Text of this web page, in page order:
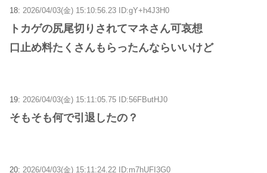
18: 2026/04/03(金) 15:10:56.23 ID:gY+h4J3H0
トカゲの尻尾切りされてマネさん可哀想
口止め料たくさんもらったんならいいけど
19: 2026/04/03(金) 15:11:05.75 ID:56FButHJ0
そもそも何で引退したの？
20: 2026/04/03(金) 15:11:24.22 ID:m7hUFI3G0